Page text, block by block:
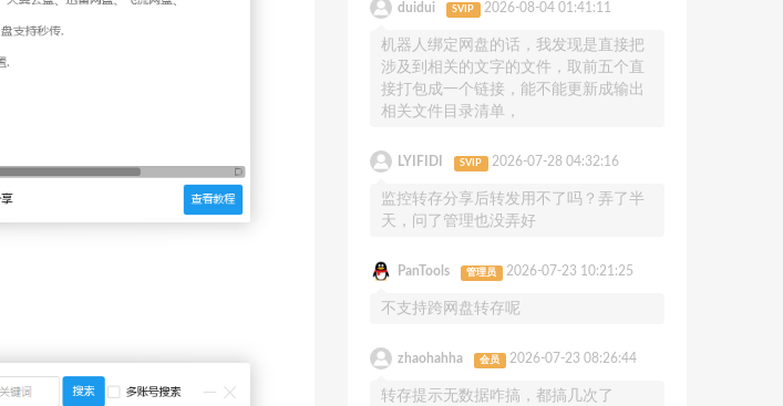
duidui SVIP 2026-08-04 01:41:11
机器人绑定网盘的话，我发现是直接把
涉及到相关的文字的文件，取前五个直
接打包成一个链接，能不能更新成输出
相关文件目录清单，
LYIFIDI SVIP 2026-07-28 04:32:16
监控转存分享后转发用不了吗？弄了半
天，问了管理也没弄好
PanTools 管理员 2026-07-23 10:21:25
不支持跨网盘转存呢
zhaohahha 会员 2026-07-23 08:26:44
转存提示无数据咋搞，都搞几次了